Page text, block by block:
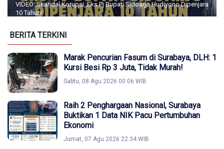
VIDEO: Skandal Korupsi, Eks Pj Bupati Sidoarjo Hudiyono Dipenjara
10 Tahun!
BERITA TERKINI
Marak Pencurian Fasum di Surabaya, DLH: 1
Kursi Besi Rp 3 Juta, Tidak Murah!
Sabtu, 08 Agu 2026 00:06 WIB
Raih 2 Penghargaan Nasional, Surabaya
Buktikan 1 Data NIK Pacu Pertumbuhan
Ekonomi
Jumat, 07 Agu 2026 22:34 WIB